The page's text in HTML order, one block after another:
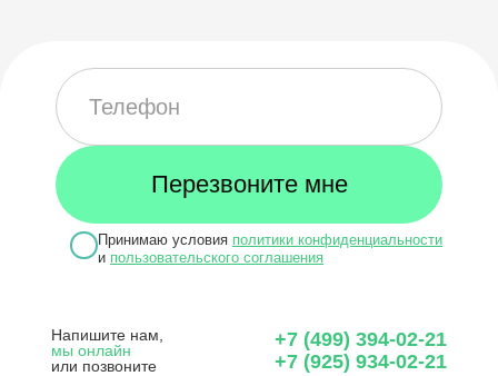
Принимаю условия политики конфиденциальности
и пользовательского соглашения
Напишите нам,
мы онлайн
или позвоните
+7 (499) 394-02-21
+7 (925) 934-02-21